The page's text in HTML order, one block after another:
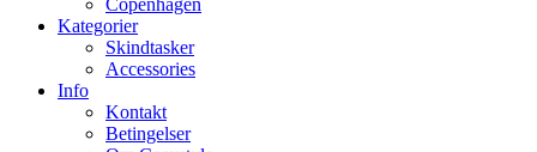
Kategorier
Skindtasker
Accessories
Info
Kontakt
Betingelser